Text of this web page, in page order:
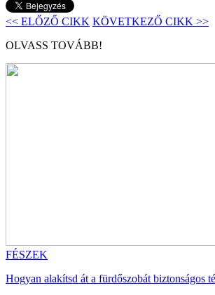
<< ELŐZŐ CIKK KÖVETKEZŐ CIKK >>
OLVASS TOVÁBB!
FÉSZEK
Hogyan alakítsd át a fürdőszobát biztonságos